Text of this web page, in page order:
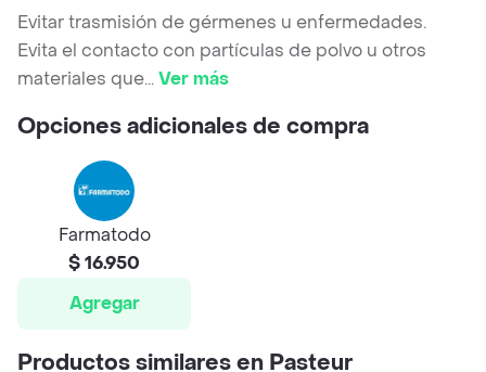
Evitar trasmisión de gérmenes u enfermedades.
Evita el contacto con partículas de polvo u otros
materiales que...Ver más
Opciones adicionales de compra
Farmatodo
$ 16.950
Agregar
Productos similares en Pasteur